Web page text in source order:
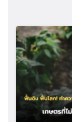
Search
for: